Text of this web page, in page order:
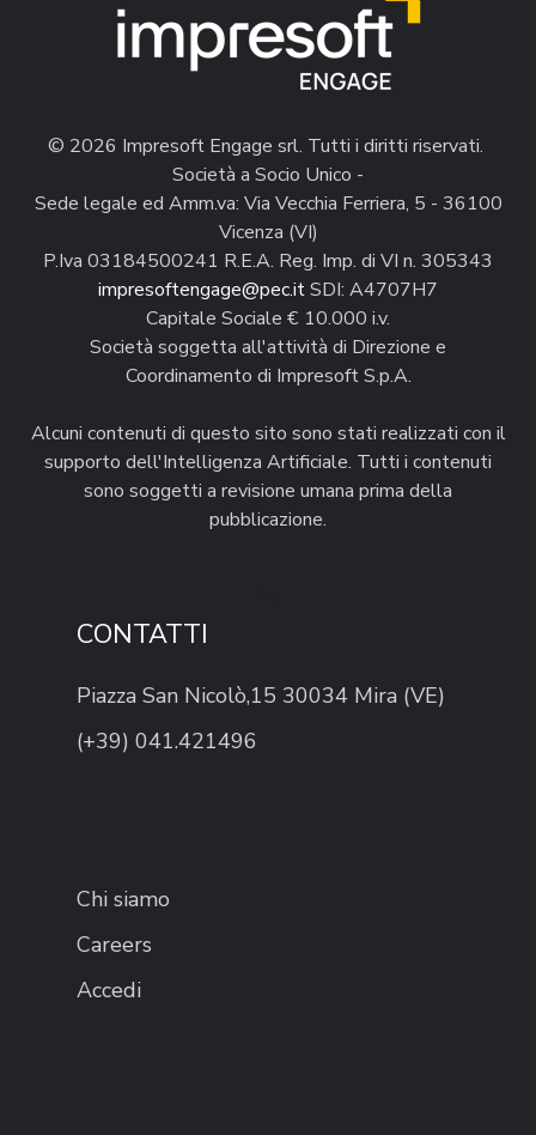
© 2026 Impresoft Engage srl. Tutti i diritti riservati.
Società a Socio Unico -
Sede legale ed Amm.va: Via Vecchia Ferriera, 5 - 36100
Vicenza (VI)
P.Iva 03184500241 R.E.A. Reg. Imp. di VI n. 305343
impresoftengage@pec.itSDI: A4707H7
Capitale Sociale € 10.000 i.v.
Società soggetta all'attività di Direzione e
Coordinamento di Impresoft S.p.A.
Alcuni contenuti di questo sito sono stati realizzati con il
supporto dell'Intelligenza Artificiale. Tutti i contenuti
sono soggetti a revisione umana prima della
pubblicazione.
CONTATTI
Piazza San Nicolò,15 30034 Mira (VE)
(+39) 041.421496
Chi siamo
Careers
Accedi